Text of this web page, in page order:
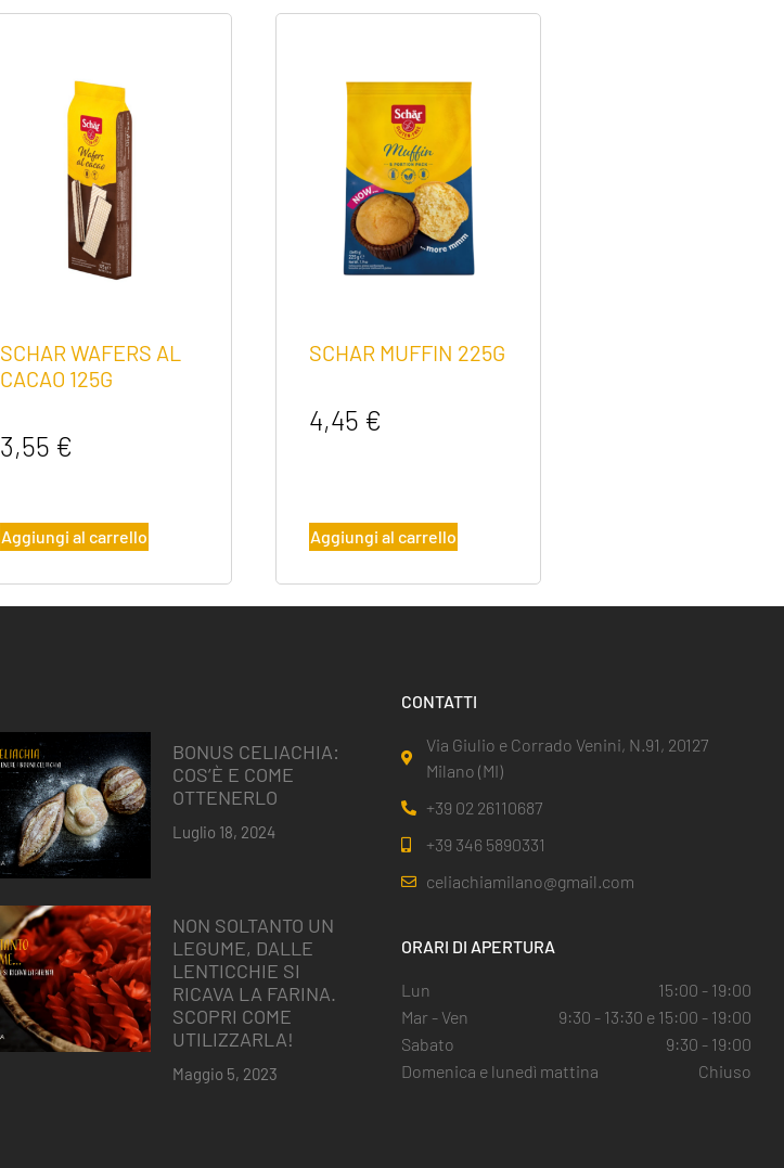
SCHAR WAFERS AL
CACAO 125G
3,55 €
Aggiungi al carrello
SCHAR MUFFIN 225G
4,45 €
Aggiungi al carrello
BONUS CELIACHIA:
COS’È E COME
OTTENERLO
Luglio 18, 2024
NON SOLTANTO UN
LEGUME, DALLE
LENTICCHIE SI
RICAVA LA FARINA.
SCOPRI COME
UTILIZZARLA!
Maggio 5, 2023
CONTATTI
Via Giulio e Corrado Venini, N.91, 20127
Milano (MI)
+39 02 26110687
+39 346 5890331
celiachiamilano@gmail.com
ORARI DI APERTURA
Lun
15:00 - 19:00
Mar - Ven
9:30 - 13:30 e 15:00 - 19:00
Sabato
9:30 - 19:00
Domenica e lunedì mattina
Chiuso